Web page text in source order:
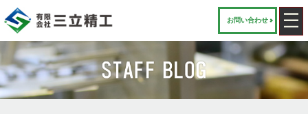
お問い合わせ